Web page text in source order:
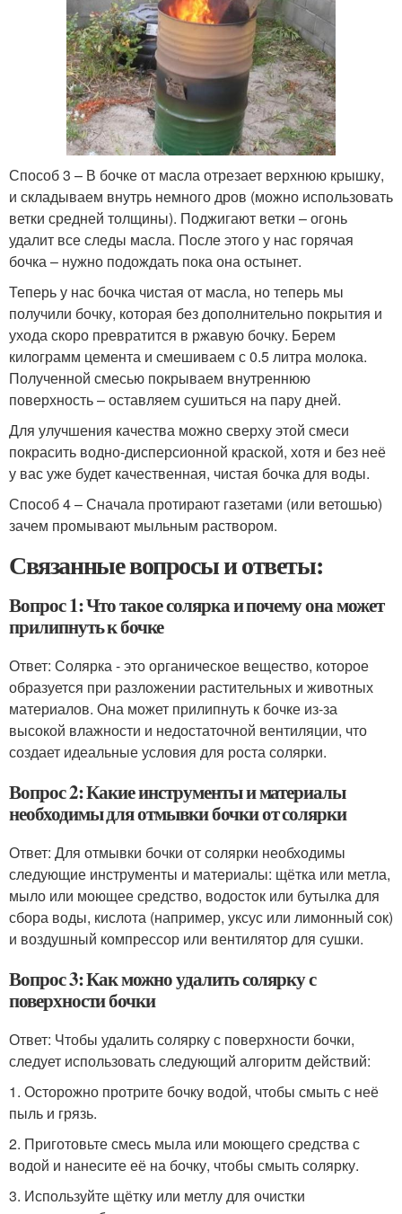
Способ 3 – В бочке от масла отрезает верхнюю крышку,
и складываем внутрь немного дров (можно использовать
ветки средней толщины). Поджигают ветки – огонь
удалит все следы масла. После этого у нас горячая
бочка – нужно подождать пока она остынет.
Теперь у нас бочка чистая от масла, но теперь мы
получили бочку, которая без дополнительно покрытия и
ухода скоро превратится в ржавую бочку. Берем
килограмм цемента и смешиваем с 0.5 литра молока.
Полученной смесью покрываем внутреннюю
поверхность – оставляем сушиться на пару дней.
Для улучшения качества можно сверху этой смеси
покрасить водно-дисперсионной краской, хотя и без неё
у вас уже будет качественная, чистая бочка для воды.
Способ 4 – Сначала протирают газетами (или ветошью)
зачем промывают мыльным раствором.
Связанные вопросы и ответы:
Вопрос 1: Что такое солярка и почему она может
прилипнуть к бочке
Ответ: Солярка - это органическое вещество, которое
образуется при разложении растительных и животных
материалов. Она может прилипнуть к бочке из-за
высокой влажности и недостаточной вентиляции, что
создает идеальные условия для роста солярки.
Вопрос 2: Какие инструменты и материалы
необходимы для отмывки бочки от солярки
Ответ: Для отмывки бочки от солярки необходимы
следующие инструменты и материалы: щётка или метла,
мыло или моющее средство, водосток или бутылка для
сбора воды, кислота (например, уксус или лимонный сок)
и воздушный компрессор или вентилятор для сушки.
Вопрос 3: Как можно удалить солярку с
поверхности бочки
Ответ: Чтобы удалить солярку с поверхности бочки,
следует использовать следующий алгоритм действий:
1. Осторожно протрите бочку водой, чтобы смыть с неё
пыль и грязь.
2. Приготовьте смесь мыла или моющего средства с
водой и нанесите её на бочку, чтобы смыть солярку.
3. Используйте щётку или метлу для очистки